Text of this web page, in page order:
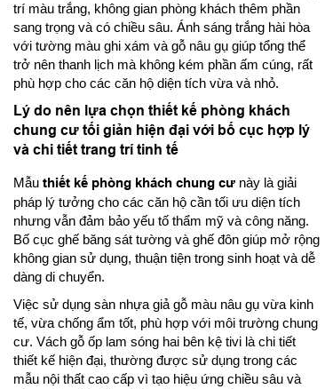
trí màu trắng, không gian phòng khách thêm phần
sang trọng và có chiều sâu. Ánh sáng trắng hài hòa
với tường màu ghi xám và gỗ nâu gụ giúp tổng thể
trở nên thanh lịch mà không kém phần ấm cúng, rất
phù hợp cho các căn hộ diện tích vừa và nhỏ.
Lý do nên lựa chọn thiết kế phòng khách
chung cư tối giản hiện đại với bố cục hợp lý
và chi tiết trang trí tinh tế
Mẫu thiết kế phòng khách chung cư này là giải
pháp lý tưởng cho các căn hộ cần tối ưu diện tích
nhưng vẫn đảm bảo yếu tố thẩm mỹ và công năng.
Bố cục ghế băng sát tường và ghế đôn giúp mở rộng
không gian sử dụng, thuận tiện trong sinh hoạt và dễ
dàng di chuyển.
Việc sử dụng sàn nhựa giả gỗ màu nâu gụ vừa kinh
tế, vừa chống ẩm tốt, phù hợp với môi trường chung
cư. Vách gỗ ốp lam sóng hai bên kệ tivi là chi tiết
thiết kế hiện đại, thường được sử dụng trong các
mẫu nội thất cao cấp vì tạo hiệu ứng chiều sâu và